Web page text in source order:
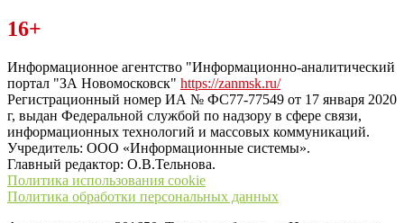
Читайте последние новости дня в Тульской области на сайте
“ЗаНовомосковск”
16+
Информационное агентство "Информационно-аналитический
портал "ЗА Новомосковск" https://zanmsk.ru/
Регистрационный номер ИА № ФС77-77549 от 17 января 2020
г, выдан Федеральной службой по надзору в сфере связи,
информационных технологий и массовых коммуникаций.
Учредитель: ООО «Информационные системы».
Главный редактор: О.В.Тельнова.
Политика использования cookie
Политика обработки персональных данных